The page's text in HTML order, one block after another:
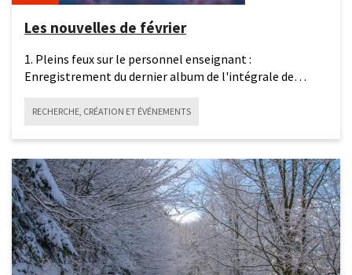
Les nouvelles de février
1. Pleins feux sur le personnel enseignant :
Enregistrement du dernier album de l'intégrale de
RECHERCHE, CRÉATION ET ÉVÉNEMENTS
13
janvier
2026